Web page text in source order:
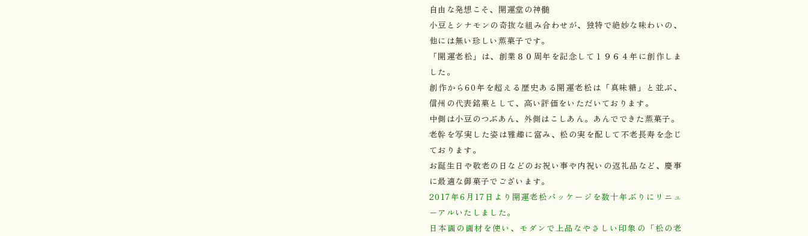
自由な発想こそ、開運堂の神髄
小豆とシナモンの奇抜な組み合わせが、独特で絶妙な味わいの、
他には無い珍しい蒸菓子です。
「開運老松」は、創業８０周年を記念して１９６４年に創作しま
した。
創作から60年を超える歴史ある開運老松は「真味糖」と並ぶ、
信州の代表銘菓として、高い評価をいただいております。
中側は小豆のつぶあん、外側はこしあん。あんでできた蒸菓子。
老幹を写実した姿は雅趣に富み、松の実を配して不老長寿を念じ
ております。
お誕生日や敬老の日などのお祝い事や内祝いの返礼品など、慶事
に最適な御菓子でございます。
2017年6月17日より開運老松パッケージを数十年ぶりにリニュ
ーアルいたしました。
日本画の画材を使い、モダンで上品なやさしい印象の「松の老